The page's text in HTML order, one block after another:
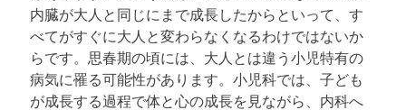
内臓が大人と同じにまで成長したからといって、す
べてがすぐに大人と変わらなくなるわけではないか
らです。思春期の頃には、大人とは違う小児特有の
病気に罹る可能性があります。小児科では、子ども
が成長する過程で体と心の成長を見ながら、内科へ